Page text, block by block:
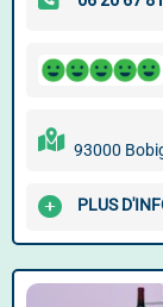
93000
PLUS